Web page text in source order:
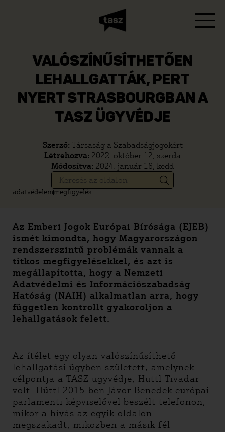
VALÓSZÍNŰSÍTHETŐEN
LEHALLGATTÁK, PERT
NYERT STRASBOURGBAN A
TASZ ÜGYVÉDJE
Szerző: Társaság a Szabadságjogokért
Létrehozva: 2022. október 12, szerda
Módosítva: 2024. január 16, kedd
adatvédelemmegfigyelés
Az Emberi Jogok Európai Bírósága (EJEB)
ismét kimondta, hogy Magyarországon
rendszerszintű problémák vannak a
titkos megfigyelésekkel, és azt is
megállapította, hogy a Nemzeti
Adatvédelmi és Információszabadság
Hatóság (NAIH) alkalmatlan arra, hogy
független kontrollt gyakoroljon a
lehallgatások felett.
Az ítélet egy olyan valószínűsíthető
lehallgatási ügyben született, amelynek
célpontja a TASZ ügyvédje, Hüttl Tivadar
volt. Hüttl 2015-ben Jávor Benedek európai
parlamenti képviselővel beszélt telefonon,
mikor a hívás az egyik oldalon
megszakadt, miközben a másik fél